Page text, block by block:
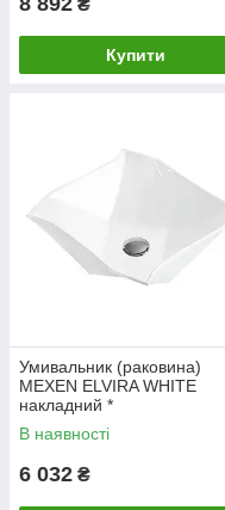
₴
Купити
Умивальник (раковина)
MEXEN ELVIRA WHITE
накладний *
В наявності
6 032 ₴